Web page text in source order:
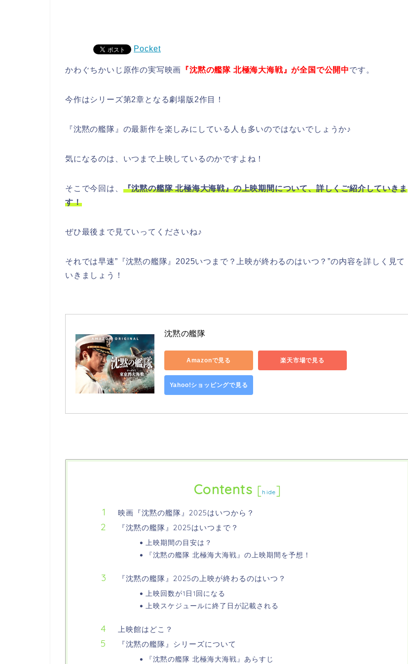
Pocket
かわぐちかいじ原作の実写映画 『沈黙の艦隊 北極海大海戦』が全国で公開中です。
今作はシリーズ第2章となる劇場版2作目！
『沈黙の艦隊』の最新作を楽しみにしている人も多いのではないでしょうか♪
気になるのは、いつまで上映しているのかですよね！
そこで今回は、 『沈黙の艦隊 北極海大海戦』の上映期間について、詳しくご紹介していきま
す！
ぜひ最後まで見ていってくださいね♪
それでは早速”『沈黙の艦隊』2025いつまで？上映が終わるのはいつ？”の内容を詳しく見て
いきましょう！
沈黙の艦隊
Amazonで見る 楽天市場で見る
Yahoo!ショッピングで見る
Contents [hide]
映画『沈黙の艦隊』2025はいつから？
『沈黙の艦隊』2025はいつまで？
上映期間の目安は？
『沈黙の艦隊 北極海大海戦』の上映期間を予想！
『沈黙の艦隊』2025の上映が終わるのはいつ？
上映回数が1日1回になる
上映スケジュールに終了日が記載される
上映館はどこ？
『沈黙の艦隊』シリーズについて
『沈黙の艦隊 北極海大海戦』あらすじ